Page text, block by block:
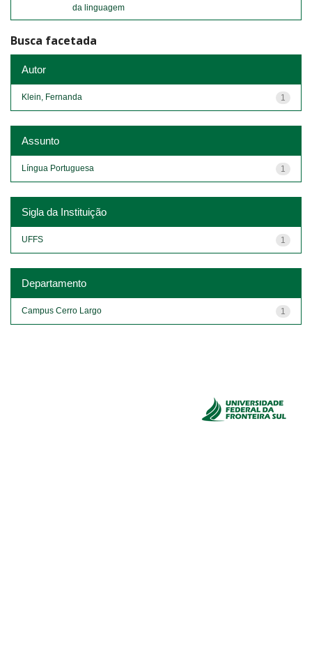
da linguagem
Busca facetada
Autor
1
Klein, Fernanda
Assunto
1
Língua Portuguesa
Sigla da Instituição
1
UFFS
Departamento
1
Campus Cerro Largo